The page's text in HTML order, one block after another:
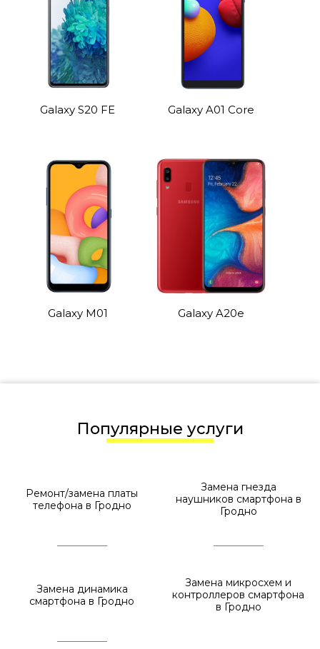
Galaxy S20 FE Galaxy A01 Core
Galaxy M01 Galaxy A20e
Популярные услуги
Ремонт/замена платы
телефона в Гродно
Замена гнезда
наушников смартфона в
Гродно
Замена динамика
смартфона в Гродно
Замена микросхем и
контроллеров смартфона
в Гродно